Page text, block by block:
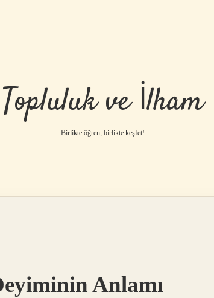
Topluluk ve İlham
Birlikte öğren, birlikte keşfet!
Anlamı